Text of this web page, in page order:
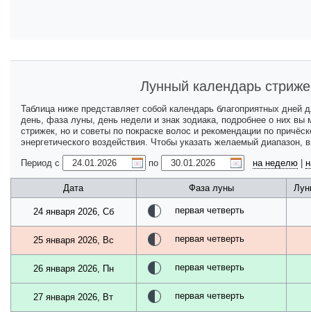
Лунный календарь
Таблица ниже представляет собой календарь благоприятных
день, фаза луны, день недели и знак зодиака, подробнее о них вы
стрижек, но и советы по покраске волос и рекомендации по
энергетического воздействия. Чтобы указать желаемый
Период с
по на неделю
Дата Фаза луны
24 января 2026, Сб первая четверть
25 января 2026, Вс первая четверть
26 января 2026, Пн первая четверть
27 января 2026, Вт первая четверть